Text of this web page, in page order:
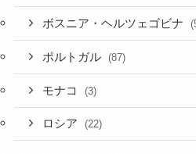
ボスニア・ヘルツェゴビナ
ポルトガル (87)
モナコ (3)
ロシア (22)